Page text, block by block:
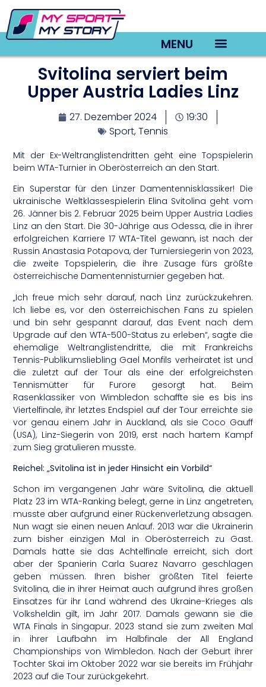
MENU
Svitolina serviert beim
Upper Austria Ladies Linz
27. Dezember 2024
19:30
Sport,Tennis
Mit der Ex-Weltranglistendritten geht eine Topspielerin
beim WTA-Turnier in Oberösterreich an den Start.
Ein Superstar für den Linzer Damentennisklassiker! Die
ukrainische Weltklassespielerin Elina Svitolina geht vom
26. Jänner bis 2. Februar 2025 beim Upper Austria Ladies
Linz an den Start. Die 30-Jährige aus Odessa, die in ihrer
erfolgreichen Karriere 17 WTA-Titel gewann, ist nach der
Russin Anastasia Potapova, der Turniersiegerin von 2023,
die zweite Topspielerin, die ihre Zusage fürs größte
österreichische Damentennisturnier gegeben hat.
„Ich freue mich sehr darauf, nach Linz zurückzukehren.
Ich liebe es, vor den österreichischen Fans zu spielen
und bin sehr gespannt darauf, das Event nach dem
Upgrade auf den WTA-500-Status zu erleben“, sagte die
ehemalige Weltranglistendritte, die mit Frankreichs
Tennis-Publikumsliebling Gael Monfils verheiratet ist und
die zuletzt auf der Tour als eine der erfolgreichsten
Tennismütter für Furore gesorgt hat. Beim
Rasenklassiker von Wimbledon schaffte sie es bis ins
Viertelfinale, ihr letztes Endspiel auf der Tour erreichte sie
vor genau einem Jahr in Auckland, als sie Coco Gauff
(USA), Linz-Siegerin von 2019, erst nach hartem Kampf
zum Sieg gratulieren musste.
Reichel: „Svitolina ist in jeder Hinsicht ein Vorbild“
Schon im vergangenen Jahr wäre Svitolina, die aktuell
Platz 23 im WTA-Ranking belegt, gerne in Linz angetreten,
musste aber aufgrund einer Rückenverletzung absagen.
Nun wagt sie einen neuen Anlauf. 2013 war die Ukrainerin
zum bisher einzigen Mal in Oberösterreich zu Gast.
Damals hatte sie das Achtelfinale erreicht, sich dort
aber der Spanierin Carla Suarez Navarro geschlagen
geben müssen. Ihren bisher größten Titel feierte
Svitolina, die in ihrer Heimat auch aufgrund ihres großen
Einsatzes für ihr Land während des Ukraine-Krieges als
Volksheldin gilt, im Jahr 2017. Damals gewann sie die
WTA Finals in Singapur. 2023 stand sie zum zweiten Mal
in ihrer Laufbahn im Halbfinale der All England
Championships von Wimbledon. Nach der Geburt ihrer
Tochter Skai im Oktober 2022 war sie bereits im Frühjahr
2023 auf die Tour zurückgekehrt.